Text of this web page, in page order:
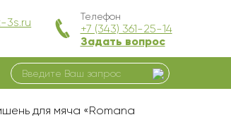
3s.ru
Телефон
+7 (343) 361-25-14
Задать вопрос
для мяча «Romana